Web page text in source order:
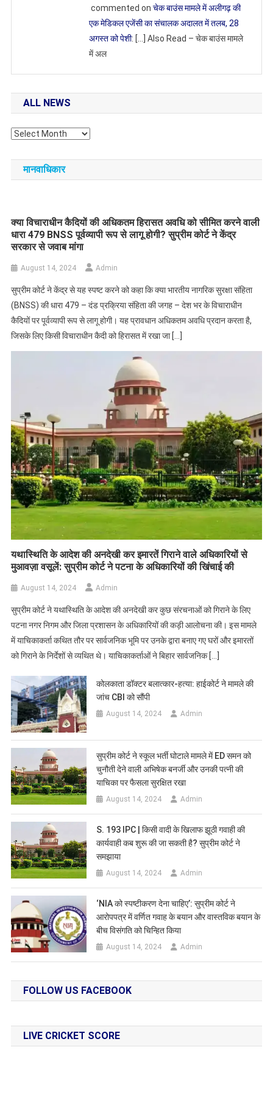
commented onचेक बाउंस मामले में अलीगढ़ की
एक मेडिकल एजेंसी का संचालक अदालत में तलब, 28
अगस्त को पेशी: […] Also Read – चेक बाउंस मामले
में अल
ALL NEWS
All
मानवाधिकार
क्या विचाराधीन कैदियों की अधिकतम हिरासत अवधि को सीमित करने वाली
धारा 479 BNSS पूर्वव्यापी रूप से लागू होगी? सुप्रीम कोर्ट ने केंद्र
सरकार से जवाब मांगा
August 14, 2024 Admin
सुप्रीम कोर्ट ने केंद्र से यह स्पष्ट करने को कहा कि क्या भारतीय नागरिक सुरक्षा संहिता
(BNSS) की धारा 479 – दंड प्रक्रिया संहिता की जगह – देश भर के विचाराधीन
कैदियों पर पूर्वव्यापी रूप से लागू होगी। यह प्रावधान अधिकतम अवधि प्रदान करता है,
जिसके लिए किसी विचाराधीन कैदी को हिरासत में रखा जा […]
यथास्थिति के आदेश की अनदेखी कर इमारतें गिराने वाले अधिकारियों से
मुआवज़ा वसूलें: सुप्रीम कोर्ट ने पटना के अधिकारियों की खिंचाई की
August 14, 2024 Admin
सुप्रीम कोर्ट ने यथास्थिति के आदेश की अनदेखी कर कुछ संरचनाओं को गिराने के लिए
पटना नगर निगम और जिला प्रशासन के अधिकारियों की कड़ी आलोचना की। इस मामले
में याचिकाकर्ता कथित तौर पर सार्वजनिक भूमि पर उनके द्वारा बनाए गए घरों और इमारतों
को गिराने के निर्देशों से व्यथित थे। याचिकाकर्ताओं ने बिहार सार्वजनिक […]
कोलकाता डॉक्टर बलात्कार-हत्या: हाईकोर्ट ने मामले की
जांच CBI को सौंपी
August 14, 2024 Admin
सुप्रीम कोर्ट ने स्कूल भर्ती घोटाले मामले में ED समन को
चुनौती देने वाली अभिषेक बनर्जी और उनकी पत्नी की
याचिका पर फैसला सुरक्षित रखा
August 14, 2024 Admin
S. 193 IPC | किसी वादी के खिलाफ झूठी गवाही की
कार्यवाही कब शुरू की जा सकती है? सुप्रीम कोर्ट ने
समझाया
August 14, 2024 Admin
‘NIA को स्पष्टीकरण देना चाहिए’: सुप्रीम कोर्ट ने
आरोपपत्र में वर्णित गवाह के बयान और वास्तविक बयान के
बीच विसंगति को चिन्हित किया
August 14, 2024 Admin
FOLLOW US FACEBOOK
LIVE CRICKET SCORE